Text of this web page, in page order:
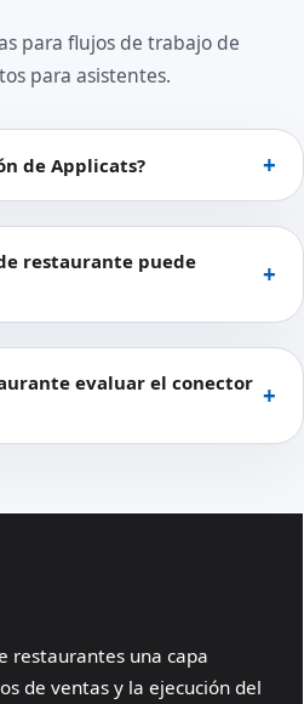
para flujos de trabajo de
para asistentes.
de Applicats?
restaurante puede
evaluar el conector
restaurantes una capa
de ventas y la ejecución del